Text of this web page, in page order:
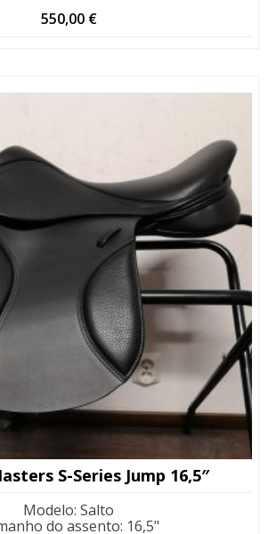
550,00 €
S-Series Jump 16,5″
Modelo: Salto
do assento: 16,5"